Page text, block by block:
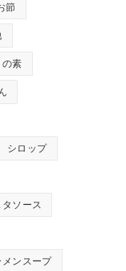
節
の素
シロップ
タソース
メンスープ